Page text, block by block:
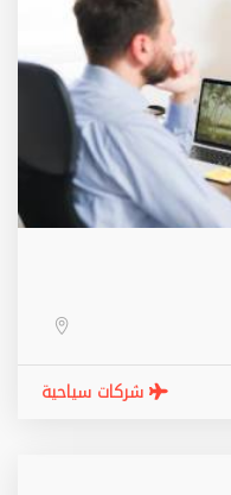
شركات سياحية